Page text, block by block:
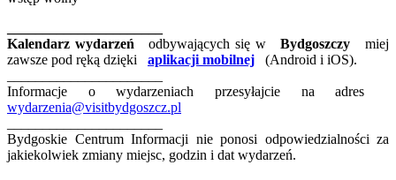
Kalendarz wydarzeńodbywających się wBydgoszczymiej
zawsze pod ręką dzięki aplikacji mobilnej
(Android i iOS).
Informacje o wydarzeniach przesyłajcie na adres
wydarzenia@visitbydgoszcz.pl
Bydgoskie Centrum Informacji nie ponosi odpowiedzialności za
jakiekolwiek zmiany miejsc, godzin i dat wydarzeń.